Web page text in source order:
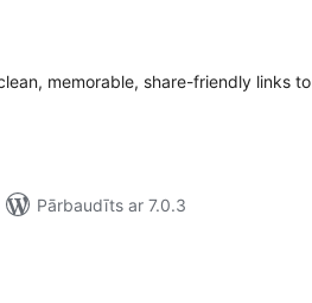
memorable, share-friendly links to
Pārbaudīts ar 7.0.3